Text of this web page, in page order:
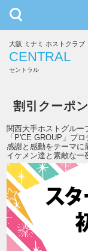
九州・沖縄 北海道
toggle
navigation
大阪 ミナミ ホストクラブ
CENTRAL
セントラル
割引クーポン
関西大手ホストグルー
「P'CE GROUP」プ
感謝と感動をテーマ
イケメン達と素敵な